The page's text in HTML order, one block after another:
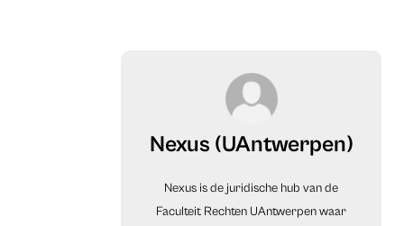
Nexus (UAntwerpen)
Nexus is de juridische hub van de
Faculteit Rechten UAntwerpen waar